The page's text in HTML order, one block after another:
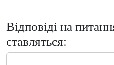
Відповіді на
ставляться: